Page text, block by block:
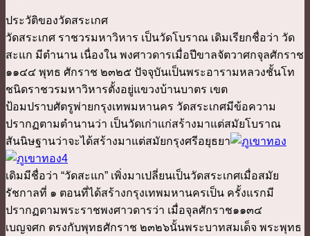
ประวัติของวัดสระเกศ
วัดสระเกศ ราชวรมหาวิหาร เป็นวัดโบราณ เดิมเรียกชื่อว่า วัด
สะแก มีตำนาน เนื่องใน พงศาวดารเมื่อปีขาลจัตวาศกจุลศักราช
๑๑๔๔ พุทธ ศักราช ๒๓๒๕ ปัจจุบันเป็นพระอารามหลวงชั้นโท
ชนิดราชวรมหาวิหารตั้งอยู่แขวงบ้านบาตร เขต
ป้อมปราบศัตรูพ่ายกรุงเทพมหานคร วัดสระเกศมีข้อความ
ปรากฏตามตำนานว่า เป็นวัดเก่าแก่สร้างมาแต่สมัยโบราณ
สันนิษฐานว่าจะได้สร้างมาแต่สมัยกรุงศรีอยุธยา
เดิมมีชื่อว่า “วัดสะแก” เพิ่งมาเปลี่ยนเป็นวัดสระเกศเมื่อสมัย
รัชกาลที่ ๑ ตอนที่ได้สร้างกรุงเทพมหานครเป็น ครั้งแรกมี
ปรากฏตามพระราชพงศาวดารว่า เมื่อจุลศักราช๑๑๓๔
เบญจศก ตรงกับพุทธศักราช ๒๓๒๖นั้นพระบาทสมเด็จ พระพุทธ